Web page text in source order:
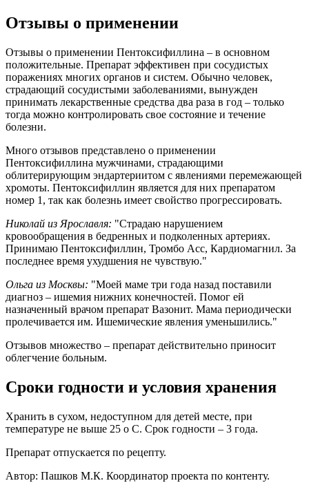
Отзывы о применении
Отзывы о применении Пентоксифиллина – в основном
положительные. Препарат эффективен при сосудистых
поражениях многих органов и систем. Обычно человек,
страдающий сосудистыми заболеваниями, вынужден
принимать лекарственные средства два раза в год – только
тогда можно контролировать свое состояние и течение
болезни.
Много отзывов представлено о применении
Пентоксифиллина мужчинами, страдающими
облитерирующим эндартериитом с явлениями перемежающей
хромоты. Пентоксифиллин является для них препаратом
номер 1, так как болезнь имеет свойство прогрессировать.
Николай из Ярославля: "Страдаю нарушением
кровообращения в бедренных и подколенных артериях.
Принимаю Пентоксифиллин, Тромбо Асс, Кардиомагнил. За
последнее время ухудшения не чувствую."
Ольга из Москвы: "Моей маме три года назад поставили
диагноз – ишемия нижних конечностей. Помог ей
назначенный врачом препарат Вазонит. Мама периодически
пролечивается им. Ишемические явления уменьшились."
Отзывов множество – препарат действительно приносит
облегчение больным.
Сроки годности и условия хранения
Хранить в сухом, недоступном для детей месте, при
температуре не выше 25 о С. Срок годности – 3 года.
Препарат отпускается по рецепту.
Автор: Пашков М.К. Координатор проекта по контенту.